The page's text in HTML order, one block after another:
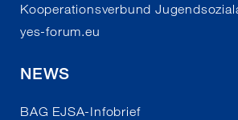
Kooperationsverbund
yes-forum.eu
NEWS
BAG EJSA-Infobrief